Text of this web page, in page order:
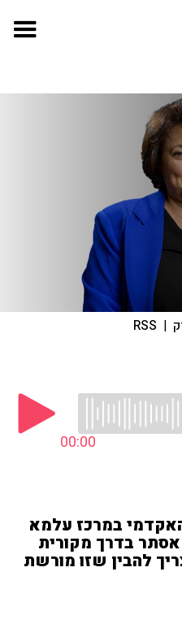
|
RSS
00:00
במרכז עלמא
בדרך מקורית
להבין שזו מורשת